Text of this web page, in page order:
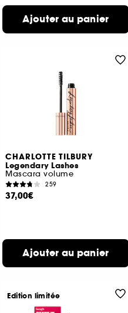
Ajouter au panier
CHARLOTTE TILBURY
Legendary Lashes
Mascara volume
259
37,00€
Ajouter au panier
Edition limitée